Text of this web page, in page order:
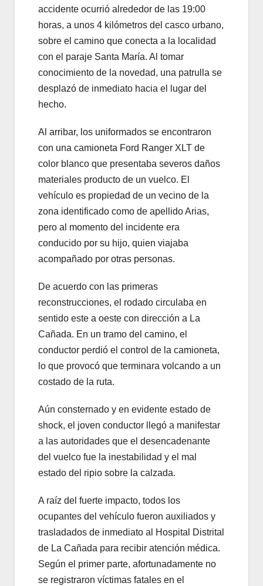
accidente ocurrió alrededor de las 19:00
horas, a unos 4 kilómetros del casco urbano,
sobre el camino que conecta a la localidad
con el paraje Santa María. Al tomar
conocimiento de la novedad, una patrulla se
desplazó de inmediato hacia el lugar del
hecho.
Al arribar, los uniformados se encontraron
con una camioneta Ford Ranger XLT de
color blanco que presentaba severos daños
materiales producto de un vuelco. El
vehículo es propiedad de un vecino de la
zona identificado como de apellido Arias,
pero al momento del incidente era
conducido por su hijo, quien viajaba
acompañado por otras personas.
De acuerdo con las primeras
reconstrucciones, el rodado circulaba en
sentido este a oeste con dirección a La
Cañada. En un tramo del camino, el
conductor perdió el control de la camioneta,
lo que provocó que terminara volcando a un
costado de la ruta.
Aún consternado y en evidente estado de
shock, el joven conductor llegó a manifestar
a las autoridades que el desencadenante
del vuelco fue la inestabilidad y el mal
estado del ripio sobre la calzada.
A raíz del fuerte impacto, todos los
ocupantes del vehículo fueron auxiliados y
trasladados de inmediato al Hospital Distrital
de La Cañada para recibir atención médica.
Según el primer parte, afortunadamente no
se registraron víctimas fatales en el